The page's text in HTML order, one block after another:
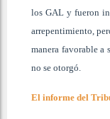
los GAL y fueron
arrepentimiento,
manera favorable a
no se otorgó.
El informe del